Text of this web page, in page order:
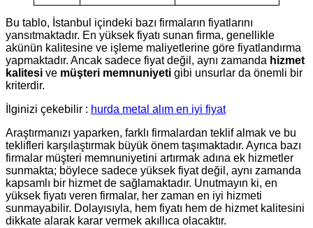
Bu tablo, İstanbul içindeki bazı firmaların fiyatlarını
yansıtmaktadır. En yüksek fiyatı sunan firma, genellikle
akünün kalitesine ve işleme maliyetlerine göre fiyatlandırma
yapmaktadır. Ancak sadece fiyat değil, aynı zamanda hizmet
kalitesi ve müşteri memnuniyeti gibi unsurlar da önemli bir
kriterdir.
İlginizi çekebilir : hurda metal alım en iyi fiyat
Araştırmanızı yaparken, farklı firmalardan teklif almak ve bu
teklifleri karşılaştırmak büyük önem taşımaktadır. Ayrıca bazı
firmalar müşteri memnuniyetini artırmak adına ek hizmetler
sunmakta; böylece sadece yüksek fiyat değil, aynı zamanda
kapsamlı bir hizmet de sağlamaktadır. Unutmayın ki, en
yüksek fiyatı veren firmalar, her zaman en iyi hizmeti
sunmayabilir. Dolayısıyla, hem fiyatı hem de hizmet kalitesini
dikkate alarak karar vermek akıllıca olacaktır.